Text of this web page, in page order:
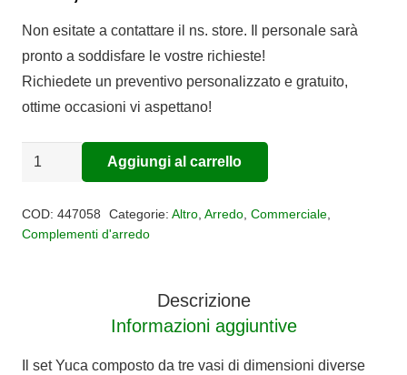
Non esitate a contattare il ns. store. Il personale sarà
pronto a soddisfare le vostre richieste!
Richiedete un preventivo personalizzato e gratuito,
ottime occasioni vi aspettano!
VASI
Aggiungi al carrello
COD: 447058 Categorie: Altro, Arredo, Commerciale,
Complementi d'arredo
Descrizione
Informazioni aggiuntive
Il set Yuca composto da tre vasi di dimensioni diverse